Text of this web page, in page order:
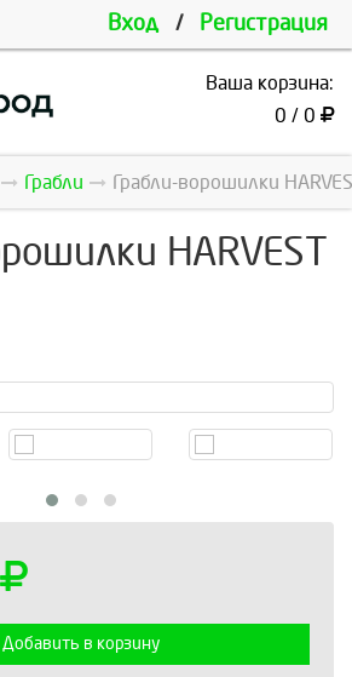
Вход / Регистрация
Ваша корзина:
0 / 0
Грабли Грабли-ворошилки
HARVEST
Добавить в корзину